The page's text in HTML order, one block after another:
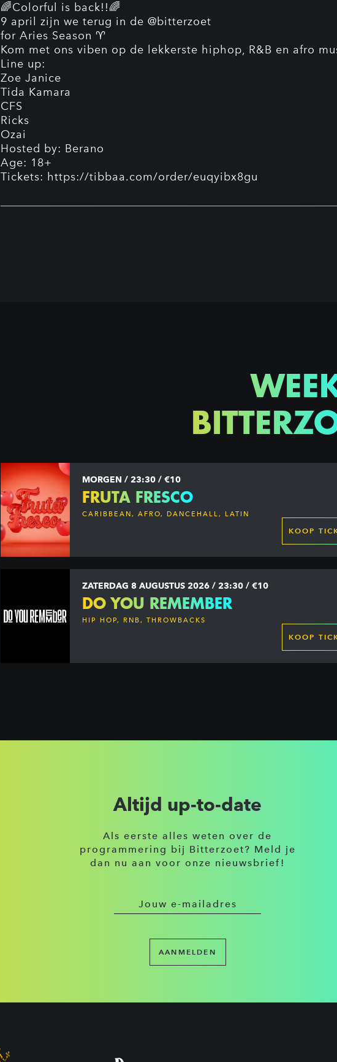
🌈Colorful is back!!🌈
9 april zijn we terug in de @bitterzoet
for Aries Season ♈️
Kom met ons viben op de lekkerste hiphop, R&B en afro
Line up:
Zoe Janice
Tida Kamara
CFS
Ricks
Ozai
Hosted by: Berano
Age: 18+
Tickets: https://tibbaa.com/order/euqyibx8gu
MORGEN / 23:30 / €10
FRUTA FRESCO
CARIBBEAN, AFRO, DANCEHALL, LATIN
KOOP
ZATERDAG 8 AUGUSTUS 2026 / 23:30 / €10
DO YOU REMEMBER
HIP HOP, RNB, THROWBACKS
KOOP
Altijd up-to-date
Als eerste alles weten over de
programmering bij Bitterzoet? Meld je
dan nu aan voor onze nieuwsbrief!
AANMELDEN